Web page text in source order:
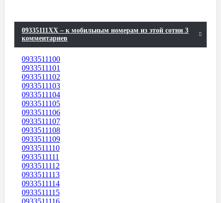
09335111XX – к мобильным номерам из этой сотни 3
комментариев
0933511100
0933511101
0933511102
0933511103
0933511104
0933511105
0933511106
0933511107
0933511108
0933511109
0933511110
0933511111
0933511112
0933511113
0933511114
0933511115